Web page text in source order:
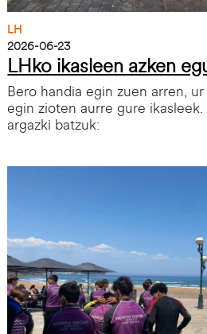
LH
2026-06-23
LHko ikasleen azken
Bero handia egin zuen arren,
egin zioten aurre gure
argazki batzuk: